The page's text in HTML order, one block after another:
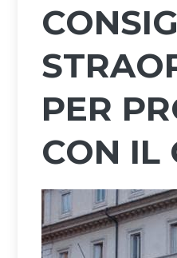
PER
CON IL